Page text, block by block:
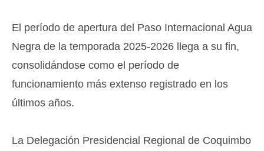
​El período de apertura del Paso Internacional Agua
Negra de la temporada 2025-2026 llega a su fin,
consolidándose como el período de
funcionamiento más extenso registrado en los
últimos años.
​La Delegación Presidencial Regional de Coquimbo